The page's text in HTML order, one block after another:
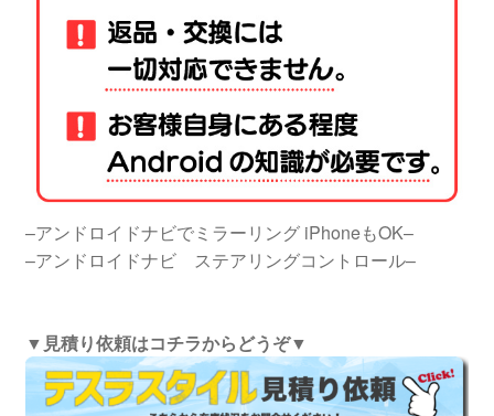
–アンドロイドナビでミラーリング iPhoneもOK–
–アンドロイドナビ ステアリングコントロール–
▼見積り依頼はコチラからどうぞ▼